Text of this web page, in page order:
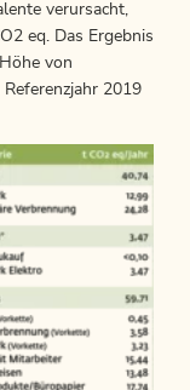
verursacht,
eq. Das Ergebnis
von
2019